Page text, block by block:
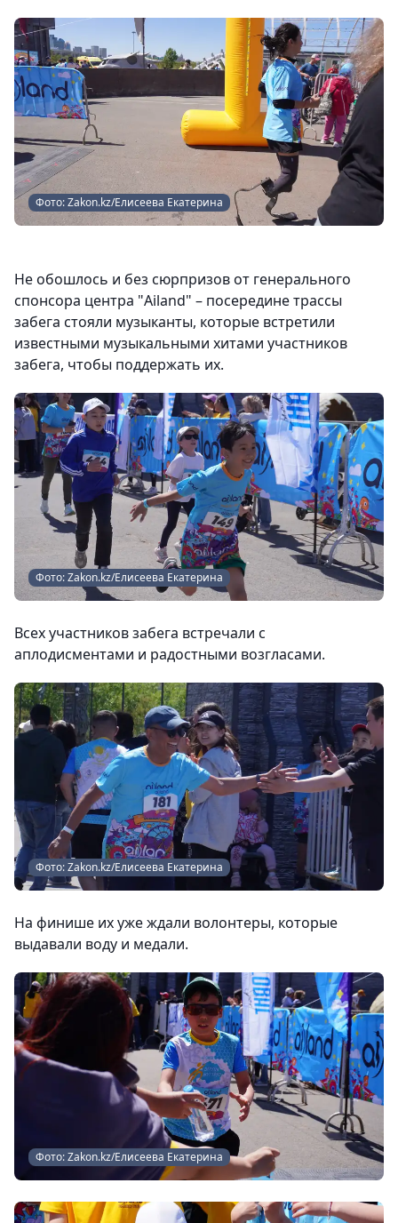
Фото: Zakon.kz/Елисеева Екатерина
Не обошлось и без сюрпризов от генерального
спонсора центра "Ailand" – посередине трассы
забега стояли музыканты, которые встретили
известными музыкальными хитами участников
забега, чтобы поддержать их.
Фото: Zakon.kz/Елисеева Екатерина
Всех участников забега встречали с
аплодисментами и радостными возгласами.
Фото: Zakon.kz/Елисеева Екатерина
На финише их уже ждали волонтеры, которые
выдавали воду и медали.
Фото: Zakon.kz/Елисеева Екатерина